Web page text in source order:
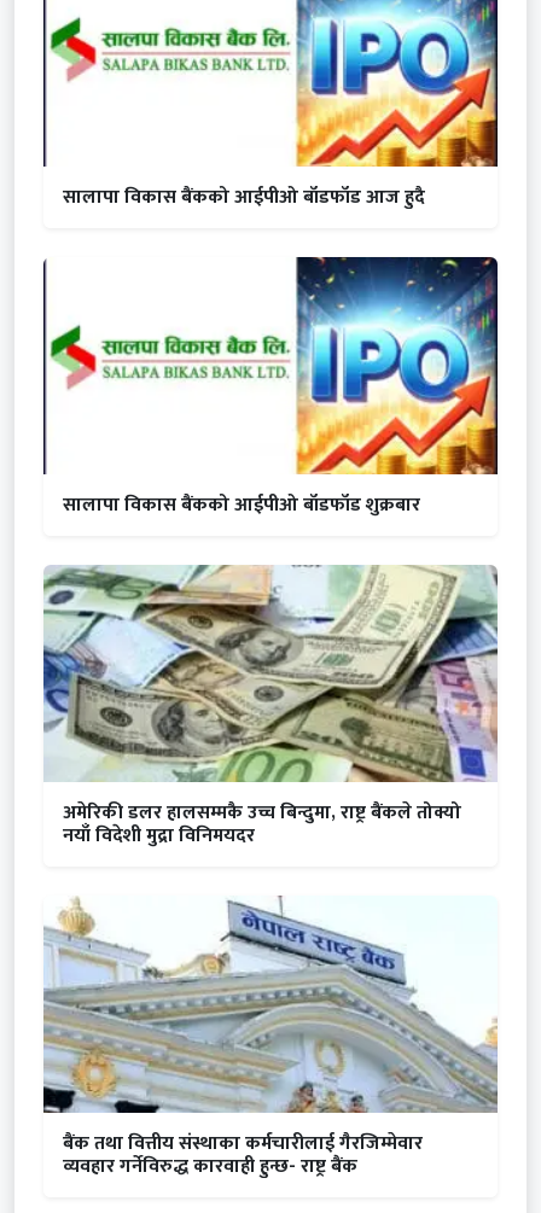
सालापा विकास बैंकको आईपीओ बाँडफाँड आज हुदै
सालापा विकास बैंकको आईपीओ बाँडफाँड शुक्रबार
अमेरिकी डलर हालसम्मकै उच्च बिन्दुमा, राष्ट्र बैंकले तोक्यो
नयाँ विदेशी मुद्रा विनिमयदर
बैंक तथा वित्तीय संस्थाका कर्मचारीलाई गैरजिम्मेवार
व्यवहार गर्नेविरुद्ध कारवाही हुन्छ- राष्ट्र बैंक